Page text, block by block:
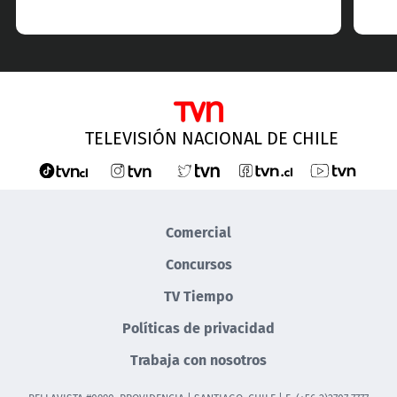
TELEVISIÓN NACIONAL DE CHILE
Comercial
Concursos
TV Tiempo
Políticas de privacidad
Trabaja con nosotros